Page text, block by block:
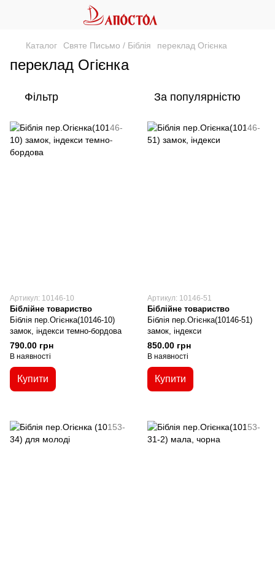
Каталог Святе Письмо / Біблія переклад Огієнка
переклад Огієнка
Фільтр За популярністю
Артикул: 10146-10
Біблійне товариство
Біблія пер.Огієнка(10146-10)
замок, індекси темно-бордова
790.00 грн
В наявності
Купити
Артикул: 10146-51
Біблійне товариство
Біблія пер.Огієнка(10146-51)
замок, індекси
850.00 грн
В наявності
Купити